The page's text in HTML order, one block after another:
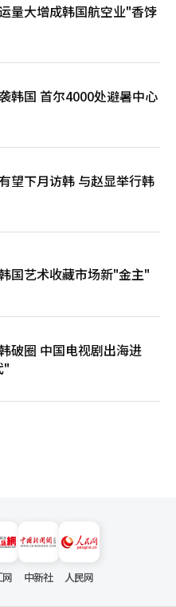
量大增成韩国航空业"香饽
韩国 首尔4000处避暑中心
望下月访韩 与赵显举行韩
国艺术收藏市场新"金主"
破圈 中国电视剧出海进
"
网 中新社 人民网